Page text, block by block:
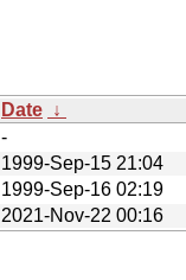
Date ↓
-
1999-Sep-15 21:04
1999-Sep-16 02:19
2021-Nov-22 00:16